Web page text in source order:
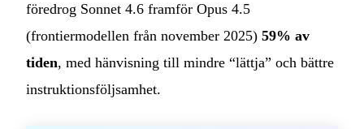
föredrog Sonnet 4.6 framför Opus 4.5
(frontiermodellen från november 2025) 59% av
tiden, med hänvisning till mindre “lättja” och bättre
instruktionsföljsamhet.